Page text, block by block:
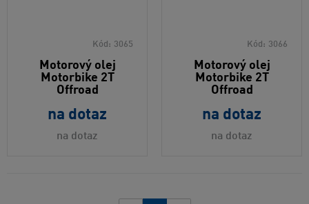
Kód: 3065
Motorový olej
Motorbike 2T
Offroad
na dotaz
na dotaz
Kód: 3066
Motorový olej
Motorbike 2T
Offroad
na dotaz
na dotaz